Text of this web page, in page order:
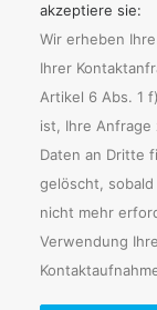
akzeptiere sie:
Wir erheben
Ihrer
Artikel 6 Abs. 1
ist, Ihre
Daten an Dritte
gelöscht,
nicht mehr
Verwendung